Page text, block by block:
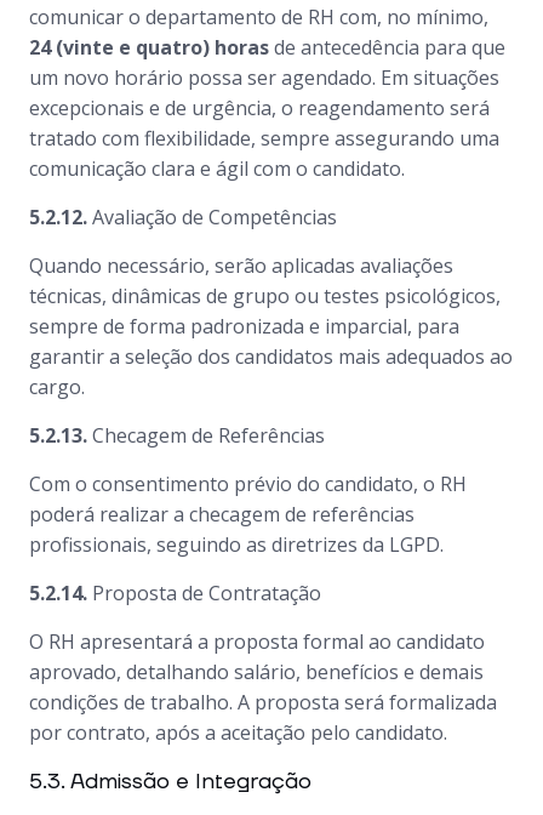
comunicar o departamento de RH com, no mínimo,
24 (vinte e quatro) horasde antecedência para que
um novo horário possa ser agendado. Em situações
excepcionais e de urgência, o reagendamento será
tratado com flexibilidade, sempre assegurando uma
comunicação clara e ágil com o candidato.
5.2.12.Avaliação de Competências
Quando necessário, serão aplicadas avaliações
técnicas, dinâmicas de grupo ou testes psicológicos,
sempre de forma padronizada e imparcial, para
garantir a seleção dos candidatos mais adequados ao
cargo.
5.2.13.Checagem de Referências
Com o consentimento prévio do candidato, o RH
poderá realizar a checagem de referências
profissionais, seguindo as diretrizes da LGPD.
5.2.14. Proposta de Contratação
O RH apresentará a proposta formal ao candidato
aprovado, detalhando salário, benefícios e demais
condições de trabalho. A proposta será formalizada
por contrato, após a aceitação pelo candidato.
5.3. Admissão e Integração